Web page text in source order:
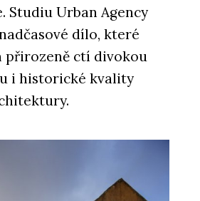
Studiu Urban Agency
dílo, které
přirozeně ctí divokou
i historické kvality